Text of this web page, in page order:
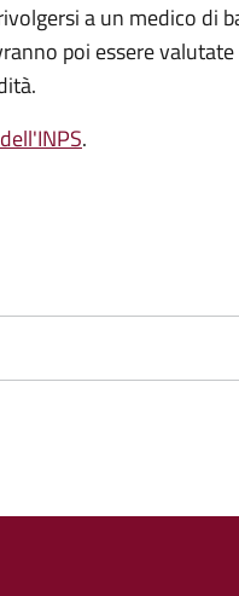
a un medico di
poi essere valutate
.